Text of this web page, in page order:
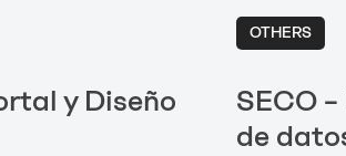
y Diseño
OTHERS
SECO
de